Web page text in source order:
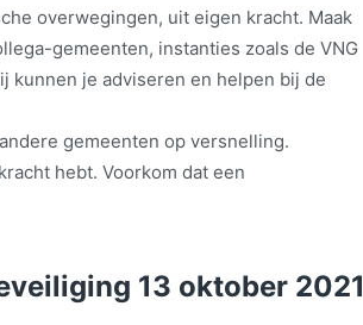
overwegingen, uit eigen kracht. Maak
gemeenten, instanties zoals de VNG
kunnen je adviseren en helpen bij de
gemeenten op versnelling.
hebt. Voorkom dat een
13 oktober 2021